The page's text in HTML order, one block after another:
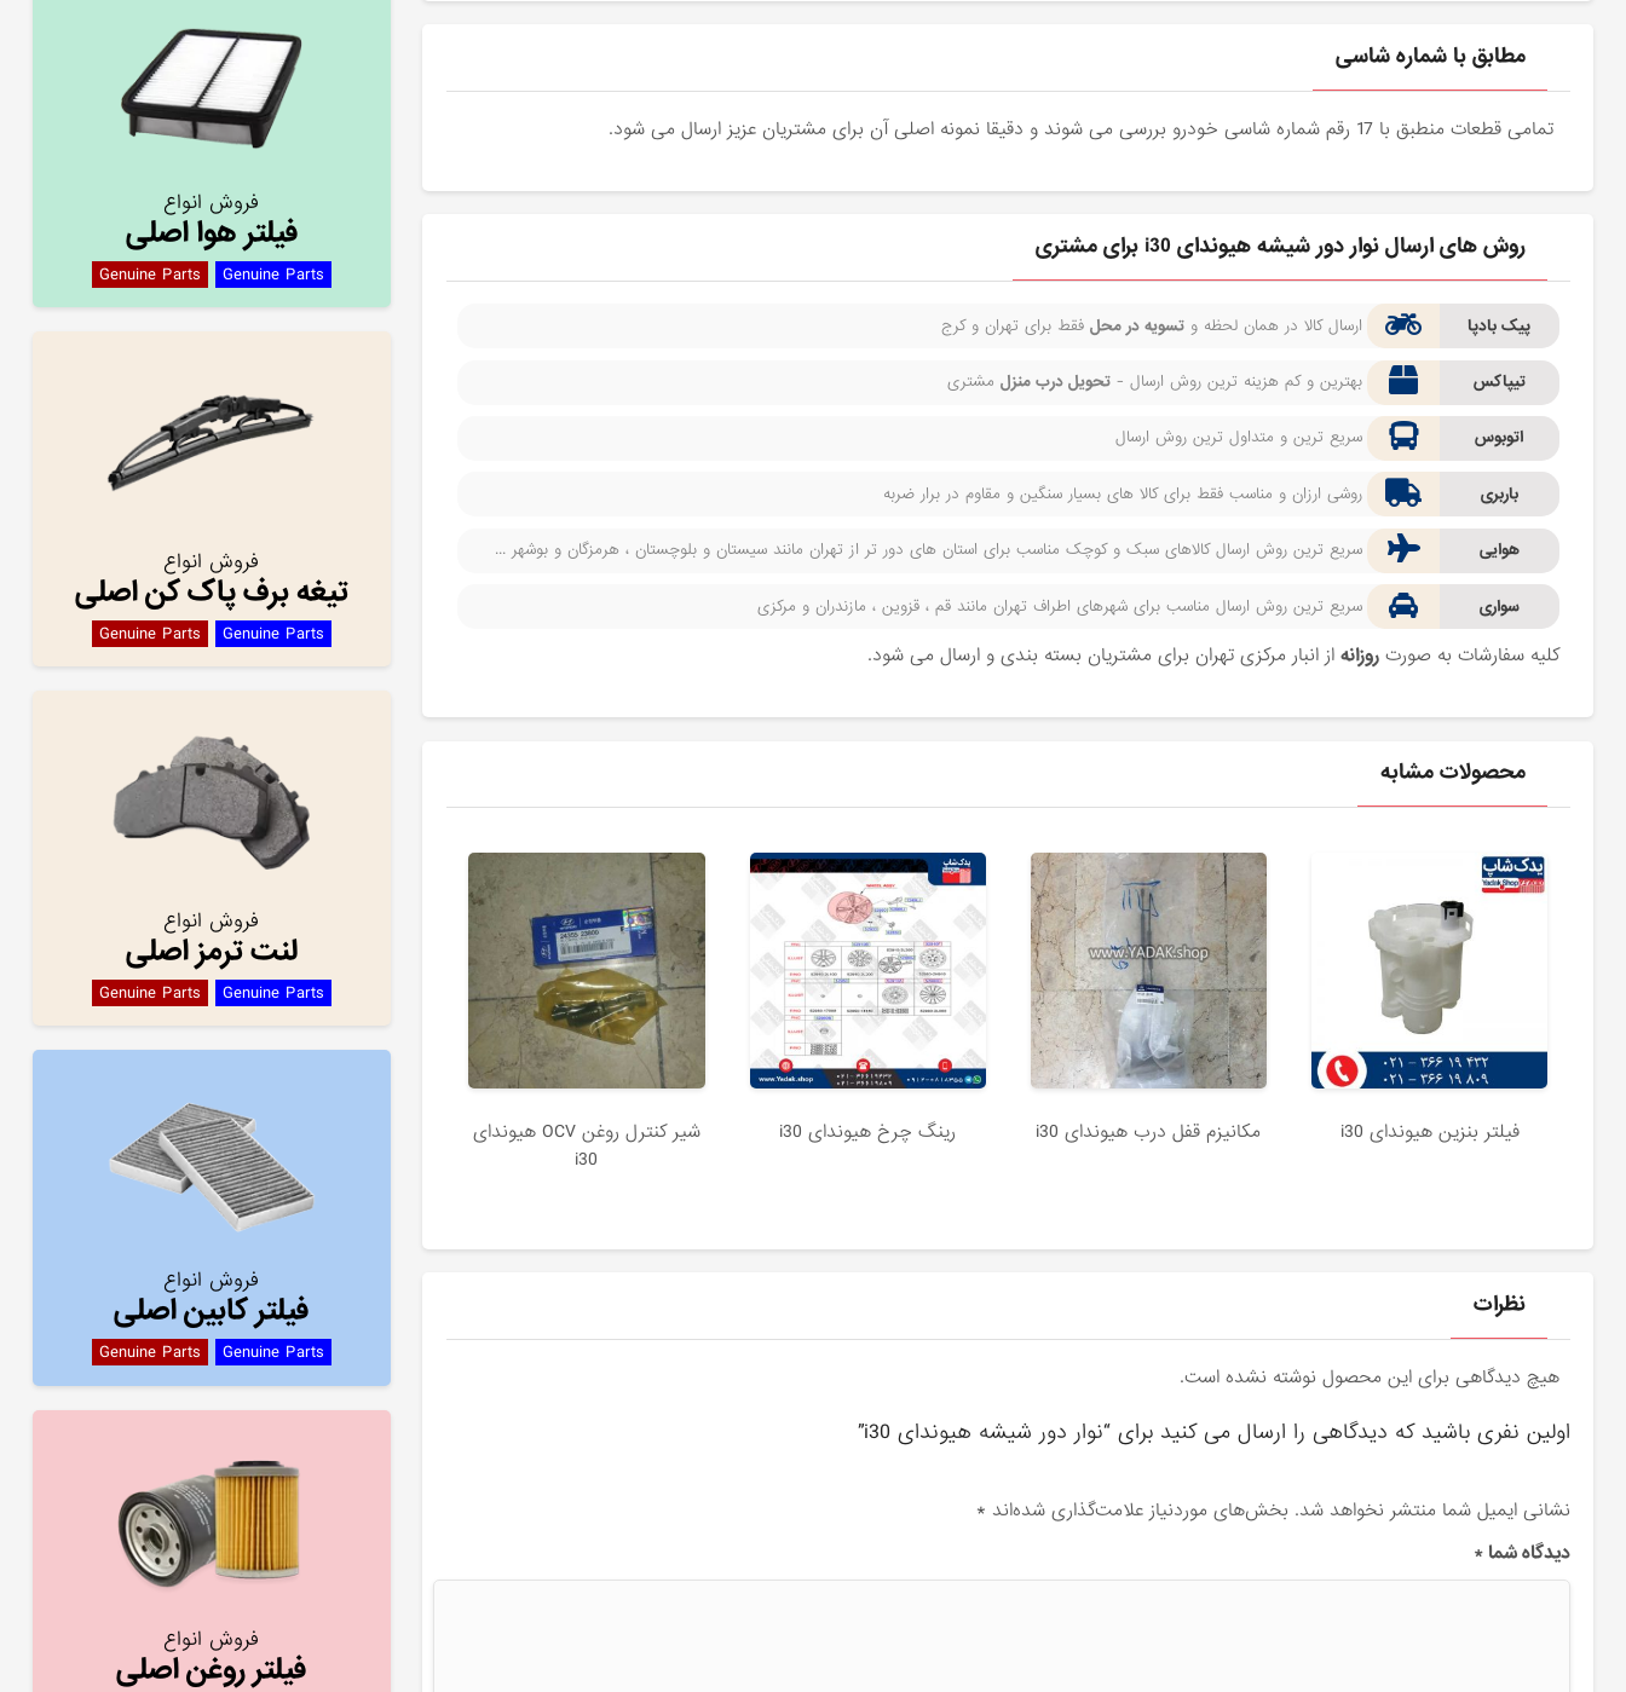
مطابق با شماره شاسی
تمامی قطعات منطبق با 17 رقم شماره شاسی خودرو بررسی می شوند و دقیقا نمونه اصلی آن برای مشتریان عزیز ارسال می شود.
روش های ارسال نوار دور شیشه هیوندای i30 برای مشتری
پیک بادپا ارسال کالا در همان لحظه وتسویه در محل فقط برای تهران و کرج
تیپاکس بهترین و کم هزینه ترین روش ارسال -تحویل درب منزل مشتری
اتوبوس سریع ترین و متداول ترین روش ارسال
باربری روشی ارزان و مناسب فقط برای کالا های بسیار سنگین و مقاوم در برار ضربه
هوایی سریع ترین روش ارسال کالاهای سبک و کوچک مناسب برای استان های دور تر از تهران مانند سیستان و بلوچستان ، هرمزگان و بوشهر ...
سواری سریع ترین روش ارسال مناسب برای شهرهای اطراف تهران مانند قم ، قزوین ، مازندران و مرکزی
کلیه سفارشات به صورتروزانه از انبار مرکزی تهران برای مشتریان بسته بندی و ارسال می شود.
محصولات مشابه
فیلتر بنزین هیوندای i30 مکانیزم قفل درب هیوندای i30 رینگ چرخ هیوندای i30
شیر کنترل روغن OCV هیوندای
i30
نظرات
هیچ دیدگاهی برای این محصول نوشته نشده است.
اولین نفری باشید که دیدگاهی را ارسال می کنید برای “نوار دور شیشه هیوندای i30”
نشانی ایمیل شما منتشر نخواهد شد. بخش‌های موردنیاز علامت‌گذاری شده‌اند *
دیدگاه شما*
فروش انواع
فیلتر هوا اصلی
Genuine Parts Genuine Parts
فروش انواع
تیغه برف پاک کن اصلی
Genuine Parts Genuine Parts
فروش انواع
لنت ترمز اصلی
Genuine Parts Genuine Parts
فروش انواع
فیلتر کابین اصلی
Genuine Parts Genuine Parts
فروش انواع
فیلتر روغن اصلی